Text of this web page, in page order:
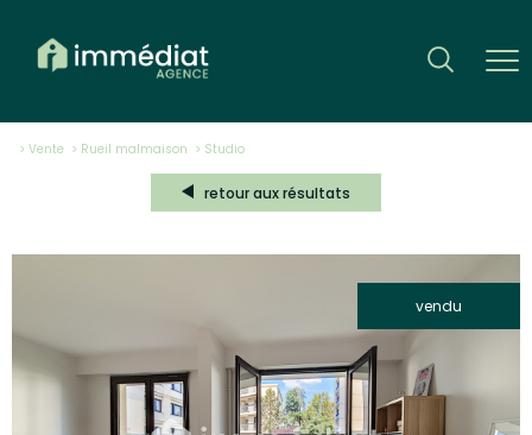
Vente Rueil malmaison studio
retour aux résultats
vendu